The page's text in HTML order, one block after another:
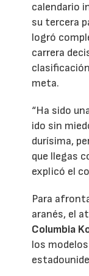
calendario
su tercera
logró
carrera
meta.
“Ha sido
ido sin
durísima,
que llegas
explicó el
Para
aranés, el
Columbia
los